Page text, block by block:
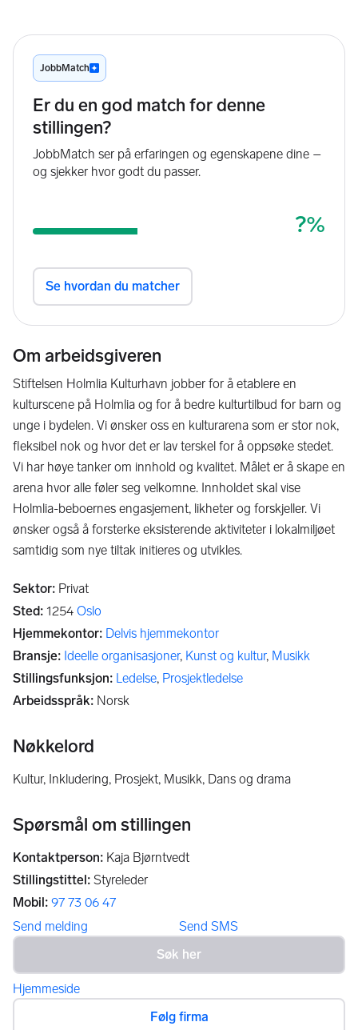
Om arbeidsgiveren
Stiftelsen Holmlia Kulturhavn jobber for å etablere en
kulturscene på Holmlia og for å bedre kulturtilbud for barn og
unge i bydelen. Vi ønsker oss en kulturarena som er stor nok,
fleksibel nok og hvor det er lav terskel for å oppsøke stedet.
Vi har høye tanker om innhold og kvalitet. Målet er å skape en
arena hvor alle føler seg velkomne. Innholdet skal vise
Holmlia-beboernes engasjement, likheter og forskjeller. Vi
ønsker også å forsterke eksisterende aktiviteter i lokalmiljøet
samtidig som nye tiltak initieres og utvikles.
Sektor: Privat
Sted: 1254 Oslo
Hjemmekontor: Delvis hjemmekontor
Bransje: Ideelle organisasjoner, Kunst og kultur, Musikk
Stillingsfunksjon: Ledelse, Prosjektledelse
Arbeidsspråk: Norsk
Nøkkelord
Kultur, Inkludering, Prosjekt, Musikk, Dans og drama
Spørsmål om stillingen
Kontaktperson: Kaja Bjørntvedt
Stillingstittel: Styreleder
Mobil: 97 73 06 47
Send melding
Send SMS
Hjemmeside
Følg firma